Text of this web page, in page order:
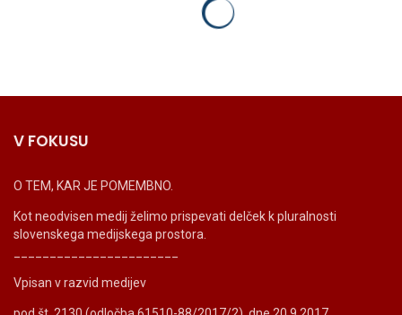
V FOKUSU
O TEM, KAR JE POMEMBNO.
Kot neodvisen medij želimo prispevati delček k pluralnosti
slovenskega medijskega prostora.
Vpisan v razvid medijev